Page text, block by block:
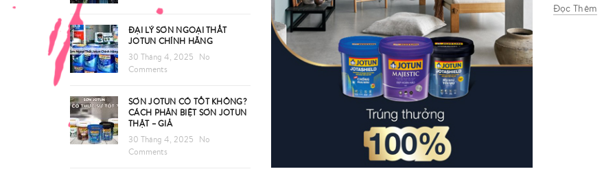
Đọc Thêm
ĐẠI LÝ SƠN NGOẠI THẤT
JOTUN CHÍNH HÃNG
30 Tháng 4, 2025
No
Comments
SƠN JOTUN CÓ TỐT KHÔNG?
CÁCH PHÂN BIỆT SƠN JOTUN
THẬT – GIẢ
30 Tháng 4, 2025
No
Comments